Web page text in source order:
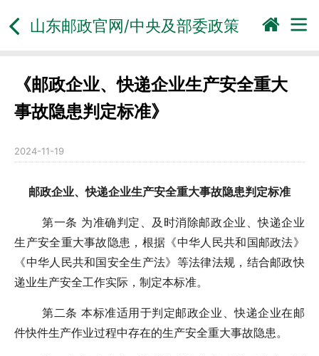
山东邮政官网/中央及部委政策
《邮政企业、快递企业生产安全重大
事故隐患判定标准》
2024-11-19
邮政企业、快递企业生产安全重大事故隐患判定标准
第一条 为准确判定、及时消除邮政企业、快递企业
生产安全重大事故隐患，根据《中华人民共和国邮政法》
《中华人民共和国安全生产法》等法律法规，结合邮政快
递业生产安全工作实际，制定本标准。
第二条 本标准适用于判定邮政企业、快递企业在邮
件快件生产作业过程中存在的生产安全重大事故隐患。